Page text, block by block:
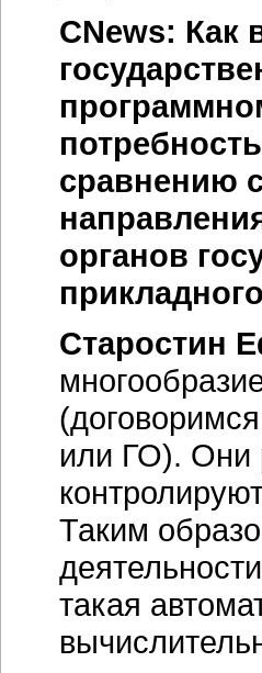
CNews: Как
сравнению
органов
Старостин
или ГО). Они
Таким
такая